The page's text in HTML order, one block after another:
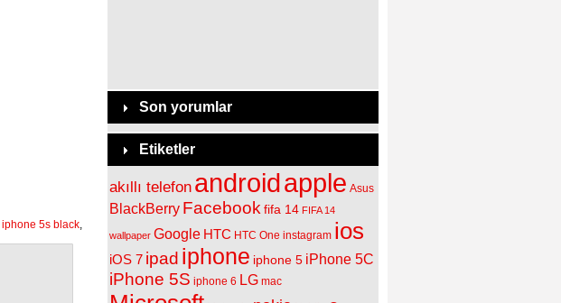
iphone 5s black,
Son yorumlar
Etiketler
akıllı telefon androidapple Asus
BlackBerry Facebook fifa 14 FIFA 14
wallpaper Google HTC HTC One instagram ios
iOS 7 ipad iphone iphone 5 iPhone 5C
iPhone 5S iphone 6 LG mac